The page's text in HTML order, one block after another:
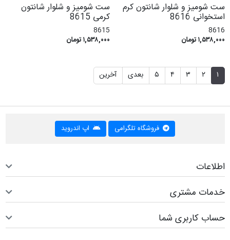
ست شومیز و شلوار شانتون کرم
استخوانی 8616
8616
۱,۵۳۸,۰۰۰ تومان
ست شومیز و شلوار شانتون
کرمی 8615
8615
۱,۵۳۸,۰۰۰ تومان
۱ ۲ ۳ ۴ ۵ بعدی آخرین
فروشگاه تلگرامی اپ اندروید
اطلاعات
خدمات مشتری
حساب کاربری شما